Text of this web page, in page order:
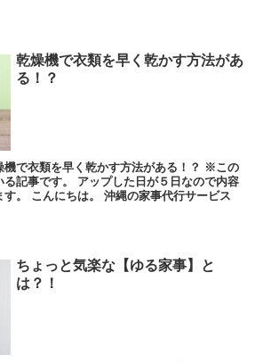
乾燥機で衣類を早く乾かす方法があ
る！？
機で衣類を早く乾かす方法がある！？ ※この
記事です。 アップした日が５日なので内容
。 こんにちは。 沖縄の家事代行サービス
ちょっと気楽な【ゆる家事】と
は？！